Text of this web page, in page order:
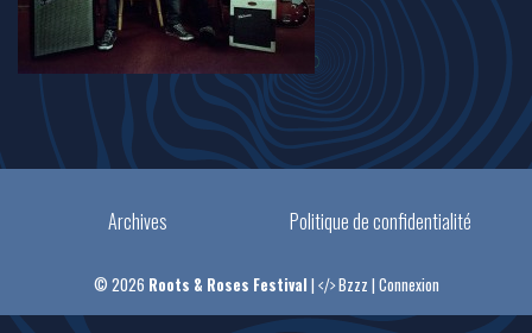
Archives Politique de confidentialité
© 2026 Roots & Roses Festival | Bzzz | Connexion